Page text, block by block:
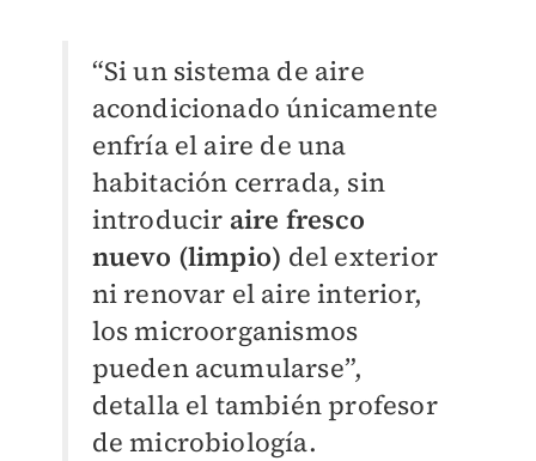
“Si un sistema de aire
acondicionado únicamente
enfría el aire de una
habitación cerrada, sin
introducir aire fresco
nuevo (limpio) del exterior
ni renovar el aire interior,
los microorganismos
pueden acumularse”,
detalla el también profesor
de microbiología.